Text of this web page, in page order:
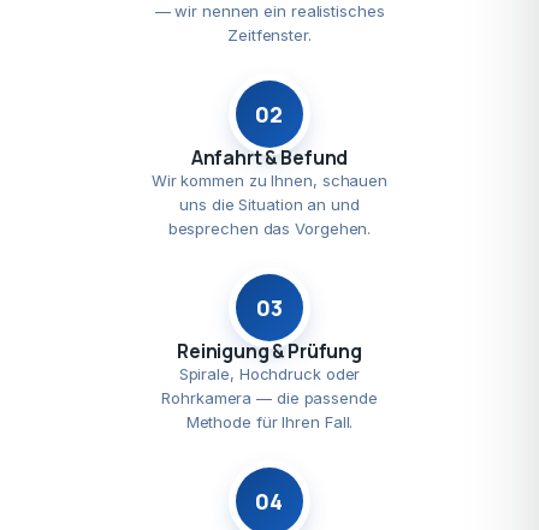
— wir nennen ein realistisches
Zeitfenster.
02
Anfahrt & Befund
Wir kommen zu Ihnen, schauen
uns die Situation an und
besprechen das Vorgehen.
03
Reinigung & Prüfung
Spirale, Hochdruck oder
Rohrkamera — die passende
Methode für Ihren Fall.
04